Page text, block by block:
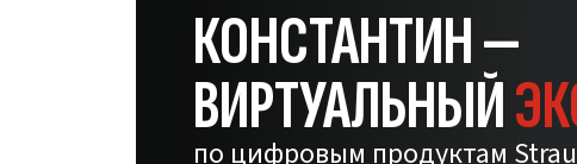
КОНСТАНТИН —
ВИРТУАЛЬНЫЙ
по цифровым продуктам